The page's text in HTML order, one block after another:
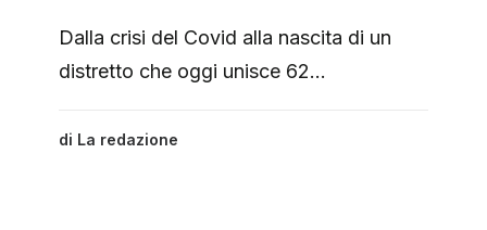
Dalla crisi del Covid alla nascita di un
distretto che oggi unisce 62…
di La redazione